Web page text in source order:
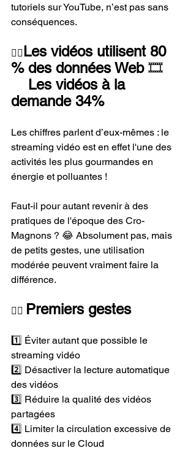
tutoriels sur YouTube, n’est pas sans
conséquences.
👉🏻Les vidéos utilisent 80
% des données Web 🎞️
Les vidéos à la
demande 34%
Les chiffres parlent d’eux-mêmes : le
streaming vidéo est en effet l'une des
activités les plus gourmandes en
énergie et polluantes !
Faut-il pour autant revenir à des
pratiques de l'époque des Cro-
Magnons ? 😂 Absolument pas, mais
de petits gestes, une utilisation
modérée peuvent vraiment faire la
différence.
👉🏻 Premiers gestes
1️⃣ Éviter autant que possible le
streaming vidéo
2️⃣ Désactiver la lecture automatique
des vidéos
3️⃣ Réduire la qualité des vidéos
partagées
4️⃣ Limiter la circulation excessive de
données sur le Cloud